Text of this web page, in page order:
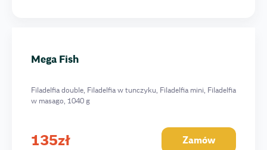
Mega Fish
Filadelfia double, Filadelfia w tunczyku, Filadelfia mini, Filadelfia
w masago, 1040 g
135zł Zamów